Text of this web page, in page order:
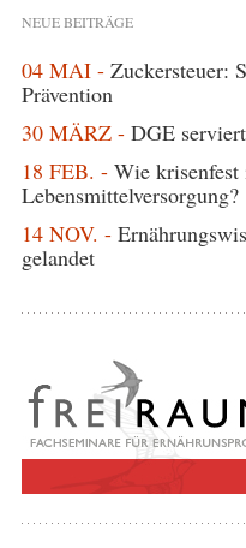
NEUE BEITRÄGE
04 MAI - Zuckersteuer:
Prävention
30 MÄRZ - DGE
18 FEB. - Wie krisenfest
Lebensmittelversorgung?
14 NOV. -
gelandet